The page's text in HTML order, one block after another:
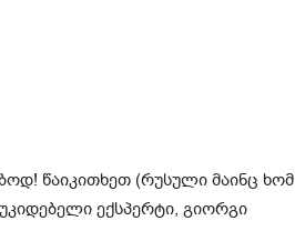
წაიკითხეთ (რუსული მაინც ხომ
ექსპერტი, გიორგი